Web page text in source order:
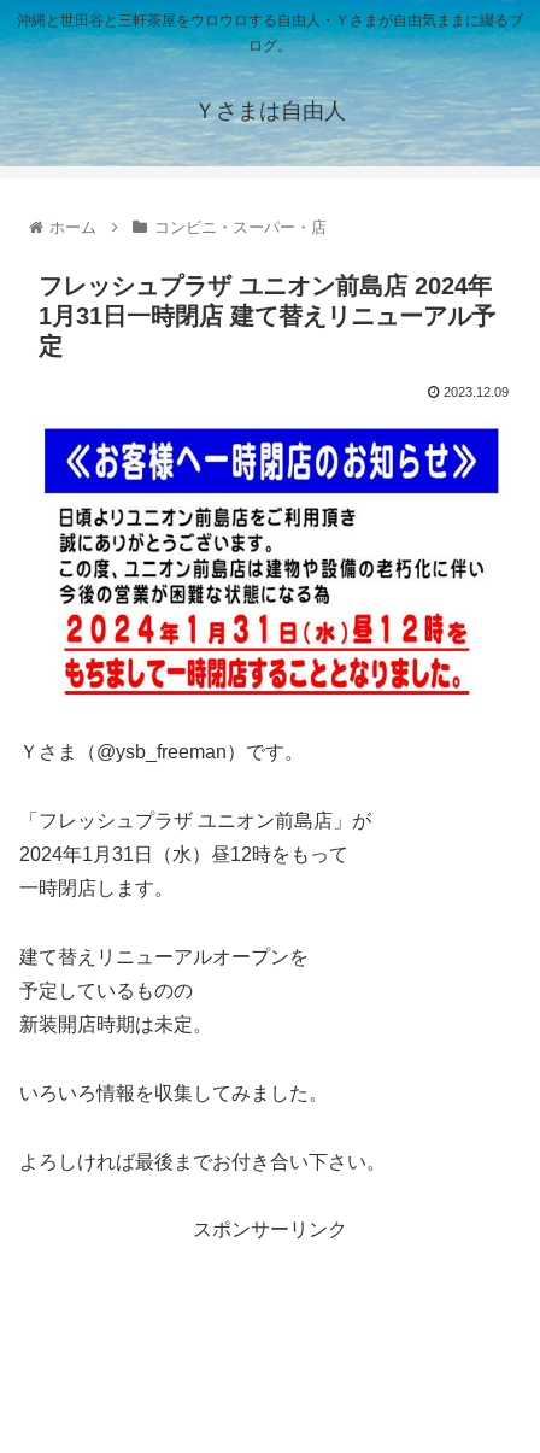
沖縄と世田谷と三軒茶屋をウロウロする自由人・Ｙさまが自由気ままに綴るブ
ログ。
Ｙさまは自由人
ホーム コンビニ・スーパー・店
フレッシュプラザ ユニオン前島店 2024年
1月31日一時閉店 建て替えリニューアル予
定
2023.12.09
Ｙさま（@ysb_freeman）です。
「フレッシュプラザ ユニオン前島店」が
2024年1月31日（水）昼12時をもって
一時閉店します。
建て替えリニューアルオープンを
予定しているものの
新装開店時期は未定。
いろいろ情報を収集してみました。
よろしければ最後までお付き合い下さい。
スポンサーリンク